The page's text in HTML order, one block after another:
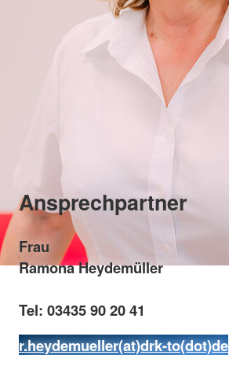
Ansprechpartner
Frau
Ramona Heydemüller
Tel: 03435 90 20 41
r.heydemueller(at)drk-to(dot)de